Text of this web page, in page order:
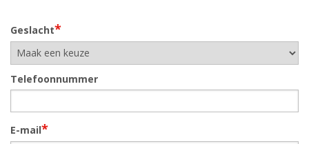
Geslacht*
Telefoonnummer
E-mail*